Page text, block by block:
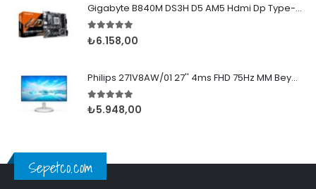
Gigabyte B840M DS3H D5 AM5 Hdmi Dp Type-C
5.005 üzerinden
₺6.158,00
Philips 271V8AW/01 27'' 4ms FHD 75Hz MM Beyaz IPS
5.005 üzerinden
₺5.948,00
Sepetco.com